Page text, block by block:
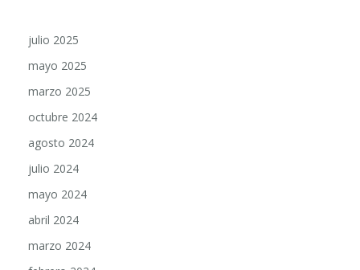
mayo 2025
marzo 2025
octubre 2024
agosto 2024
julio 2024
mayo 2024
abril 2024
marzo 2024
febrero 2024